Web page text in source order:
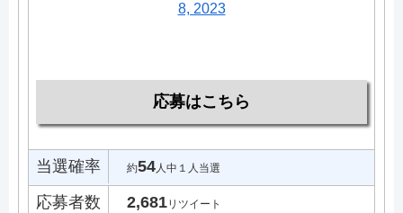
8, 2023
応募はこちら
当選確率 約54人中１人当選
応募者数 2,681リツイート